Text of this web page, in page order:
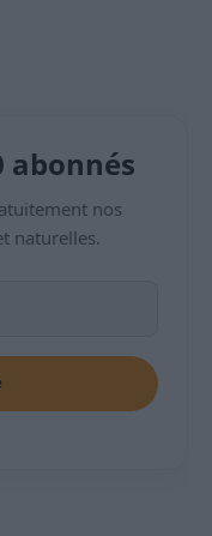
abonnés
nos
naturelles.